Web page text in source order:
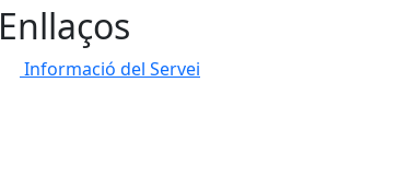
Enllaços
Informació del Servei